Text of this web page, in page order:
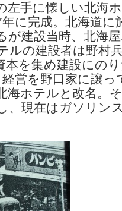
手に懐しい北海
に完成。北海道に
が建設当時、北海
ルの建設者は野村
本を集め建設にの
営を野口家に譲っ
海ホテルと改名。
、現在はガソリン